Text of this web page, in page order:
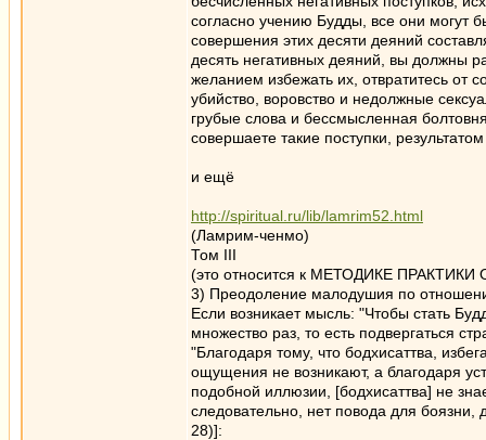
согласно учению Будды, все они могут
совершения этих десяти деяний
десять негативных деяний, вы должны
желанием избежать их, отвратитесь от
убийство, воровство и недолжные
грубые слова и бессмысленная
совершаете такие поступки,
и ещё
http://spiritual.ru/lib/lamrim52.html
(Ламрим-ченмо)
Том III
(это относится к МЕТОДИКЕ
3) Преодоление малодушия по
Если возникает мысль: "Чтобы стать
множество раз, то есть подвергаться
"Благодаря тому, что бодхисаттва,
ощущения не возникают, а благодаря
подобной иллюзии, [бодхисаттва] не
следовательно, нет повода для боязни,
28)]: